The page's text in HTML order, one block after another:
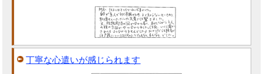
丁寧な心遣いが感じられます